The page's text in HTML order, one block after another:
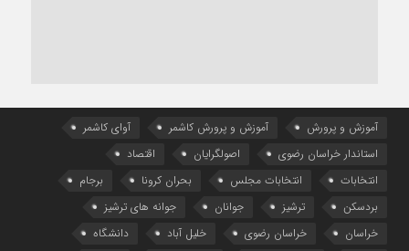
آموزش و پرورش آموزش و پرورش کاشمر
آوای کاشمر
استاندار خراسان رضوی
اصولگرایان
اقتصاد
انتخابات
انتخابات مجلس بحران کرونا
برجام
بردسکن
ترشیز جوانان
جوانه های ترشیز
خراسان
خراسان رضوی خلیل آباد
دانشگاه